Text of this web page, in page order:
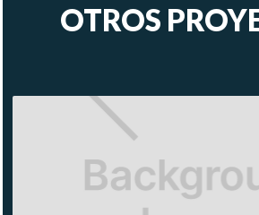
OTROS
FARM
ÁNIMA